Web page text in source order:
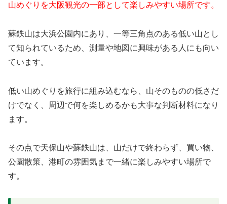
山めぐりを大阪観光の一部として楽しみやすい場所です。
蘇鉄山は大浜公園内にあり、一等三角点のある低い山とし
て知られているため、測量や地図に興味がある人にも向い
ています。
低い山めぐりを旅行に組み込むなら、山そのものの低さだ
けでなく、周辺で何を楽しめるかも大事な判断材料になり
ます。
その点で天保山や蘇鉄山は、山だけで終わらず、買い物、
公園散策、港町の雰囲気まで一緒に楽しみやすい場所で
す。